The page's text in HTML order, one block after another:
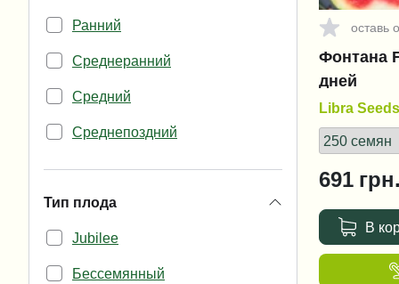
SEMO
Seminis
Solare Sementi
Spark Seeds
Syngenta
Takii Seeds
United Genetics
YUKSEL TOHUM
5 кг
10 кг
Ранний
Среднеранний
Средний
Среднепоздний
Поздний
Тип плода
Jubilee
Бессемянный
оставь
Фонтана
дней
Libra Seeds
691 грн.
В